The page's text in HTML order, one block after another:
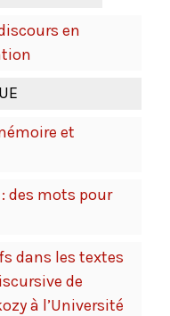
en
et
des mots pour
dans les textes
de
à l’Université